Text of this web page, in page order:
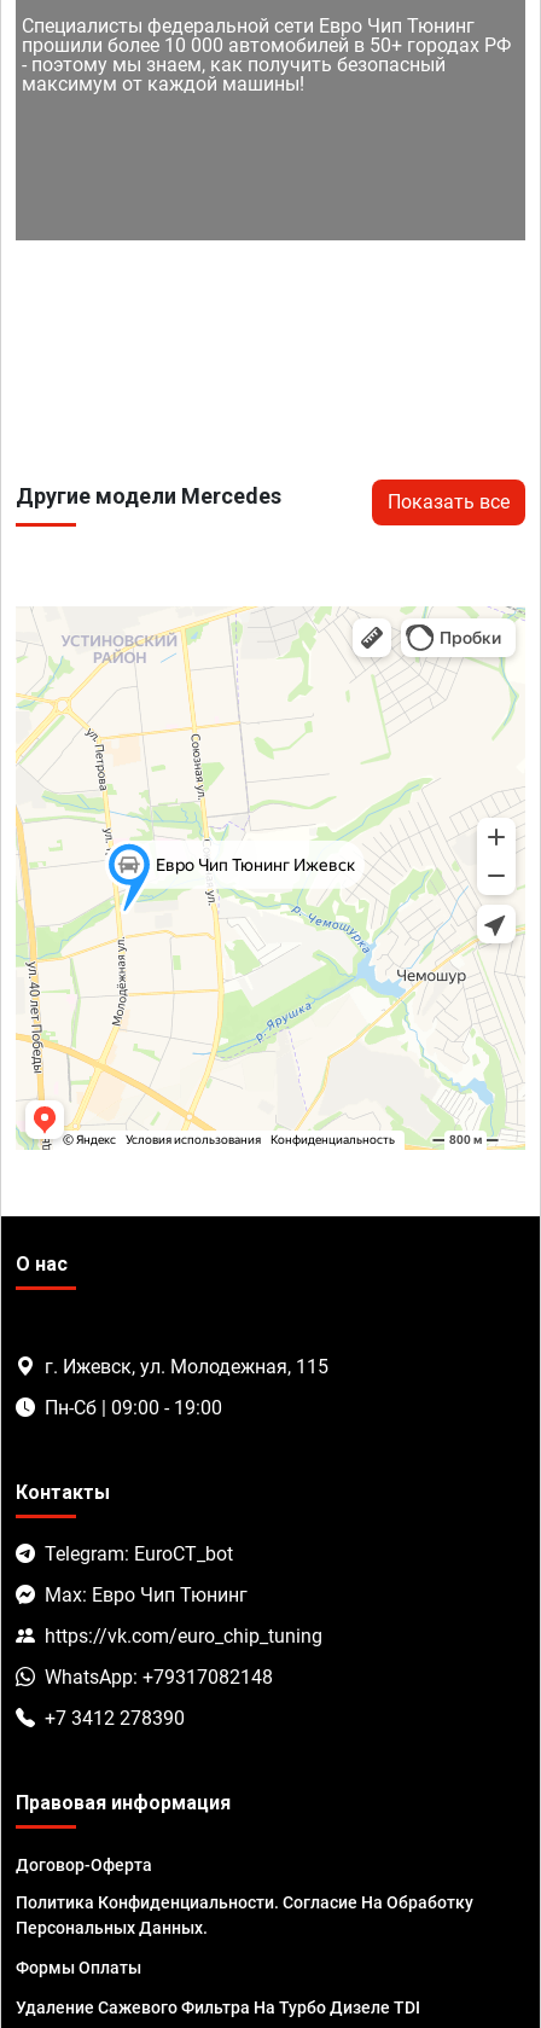
Специалисты федеральной сети Евро Чип Тюнинг
прошили более 10 000 автомобилей в 50+ городах РФ
- поэтому мы знаем, как получить безопасный
максимум от каждой машины!
Другие модели Mercedes Показать все
О нас
г. Ижевск, ул. Молодежная, 115
Пн-Сб | 09:00 - 19:00
Контакты
Telegram: EuroCT_bot
Max: Евро Чип Тюнинг
https://vk.com/euro_chip_tuning
WhatsApp: +79317082148
+7 3412 278390
Правовая информация
Договор-Оферта
Политика Конфиденциальности. Согласие На Обработку
Персональных Данных.
Формы Оплаты
Удаление Сажевого Фильтра На Турбо Дизеле TDI